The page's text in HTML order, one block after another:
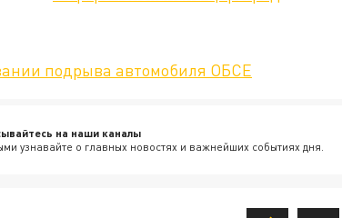
подрыва автомобиля ОБСЕ
на наши каналы
узнавайте о главных новостях и важнейших событиях дня.